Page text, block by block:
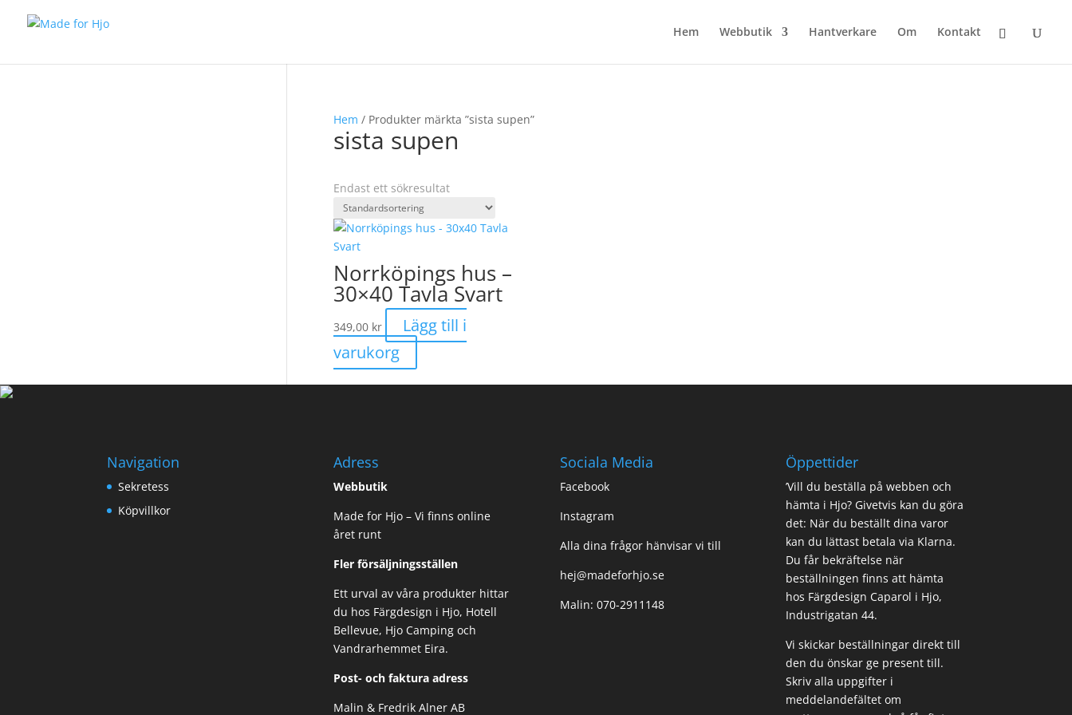
Hem Webbutik Hantverkare Om Kontakt
Hem / Produkter märkta ”sista supen”
sista supen
Endast ett sökresultat
Norrköpings hus –
30×40 Tavla Svart
349,00 kr
Lägg till i
varukorg
Navigation
Sekretess
Köpvillkor
Adress
Webbutik
Made for Hjo – Vi finns online
året runt
Fler försäljningsställen
Ett urval av våra produkter hittar
du hos Färgdesign i Hjo, Hotell
Bellevue, Hjo Camping och
Vandrarhemmet Eira.
Post- och faktura adress
Malin & Fredrik Alner AB
Sociala Media
Facebook
Instagram
Alla dina frågor hänvisar vi till
hej@madeforhjo.se
Malin: 070-2911148
Öppettider
’Vill du beställa på webben och
hämta i Hjo? Givetvis kan du göra
det: När du beställt dina varor
kan du lättast betala via Klarna.
Du får bekräftelse när
beställningen finns att hämta
hos Färgdesign Caparol i Hjo,
Industrigatan 44.
Vi skickar beställningar direkt till
den du önskar ge present till.
Skriv alla uppgifter i
meddelandefältet om